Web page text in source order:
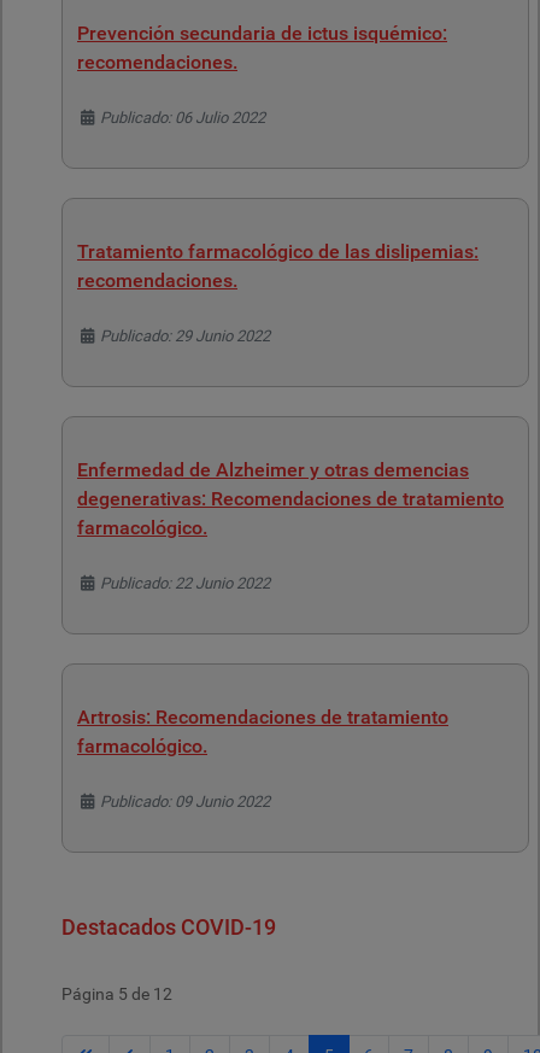
Prevención secundaria de ictus isquémico:
recomendaciones.
Detalles
Publicado: 06 Julio 2022
Tratamiento farmacológico de las dislipemias:
recomendaciones.
Detalles
Publicado: 29 Junio 2022
Enfermedad de Alzheimer y otras demencias
degenerativas: Recomendaciones de tratamiento
farmacológico.
Detalles
Publicado: 22 Junio 2022
Artrosis: Recomendaciones de tratamiento
farmacológico.
Detalles
Publicado: 09 Junio 2022
Destacados COVID-19
Página 5 de 12